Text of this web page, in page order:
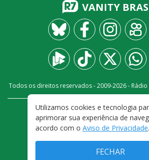
VANITY
Todos os direitos reservados - 2009-2026- Rádio
FALE CONOSCO
TERMOS E CONDIÇÕES DE USO
Utilizamos cookies e tecnologia
aprimorar sua experiência de
acordo com o Aviso de Privacidade.
FECHAR